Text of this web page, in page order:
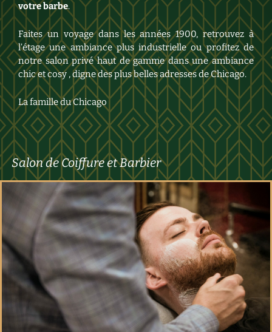
votre barbe.
Faites un voyage dans les années 1900, retrouvez à
l’étage une ambiance plus industrielle ou profitez de
notre salon privé haut de gamme dans une ambiance
chic et cosy , digne des plus belles adresses de Chicago.
La famille du Chicago
Salon de Coiffure et Barbier